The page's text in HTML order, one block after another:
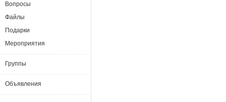
Вопросы
Файлы
Подарки
Мероприятия
Группы
Объявления